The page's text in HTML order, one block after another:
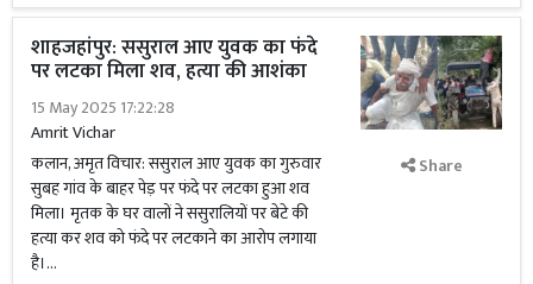
शाहजहांपुर: ससुराल आए युवक का फंदे
पर लटका मिला शव, हत्या की आशंका
15 May 2025 17:22:28
Amrit Vichar
कलान, अमृत विचार: ससुराल आए युवक का गुरुवार
सुबह गांव के बाहर पेड़ पर फंदे पर लटका हुआ शव
मिला। मृतक के घर वालों ने ससुरालियों पर बेटे की
हत्या कर शव को फंदे पर लटकाने का आरोप लगाया
है।...
Share